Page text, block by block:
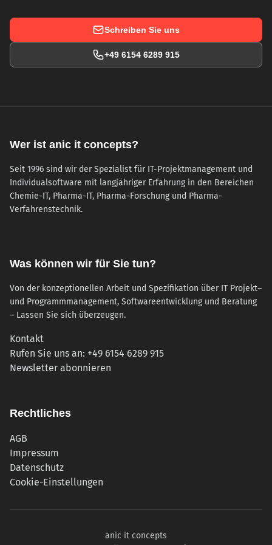
Schreiben Sie uns
+49 6154 6289 915
Wer ist anic it concepts?
Seit 1996 sind wir der Spezialist für IT-Projektmanagement und
Individualsoftware mit langjähriger Erfahrung in den Bereichen
Chemie-IT, Pharma-IT, Pharma-Forschung und Pharma-
Verfahrenstechnik.
Was können wir für Sie tun?
Von der konzeptionellen Arbeit und Spezifikation über IT Projekt–
und Programmmanagement, Softwareentwicklung und Beratung
– Lassen Sie sich überzeugen.
Kontakt
Rufen Sie uns an: +49 6154 6289 915
Newsletter abonnieren
Rechtliches
AGB
Impressum
Datenschutz
Cookie-Einstellungen
anic it concepts